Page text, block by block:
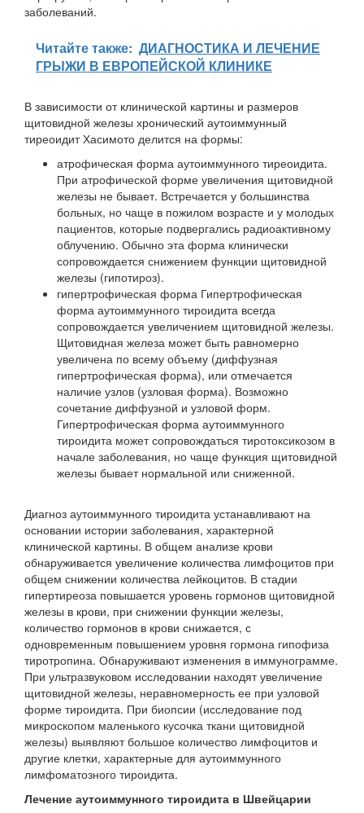
заболеваний.
Читайте также: ДИАГНОСТИКА И ЛЕЧЕНИЕ
ГРЫЖИ В ЕВРОПЕЙСКОЙ КЛИНИКЕ
В зависимости от клинической картины и размеров
щитовидной железы хронический аутоиммунный
тиреоидит Хасимото делится на формы:
атрофическая форма аутоиммунного тиреоидита.
При атрофической форме увеличения щитовидной
железы не бывает. Встречается у большинства
больных, но чаще в пожилом возрасте и у молодых
пациентов, которые подвергались радиоактивному
облучению. Обычно эта форма клинически
сопровождается снижением функции щитовидной
железы (гипотироз).
гипертрофическая форма Гипертрофическая
форма аутоиммунного тироидита всегда
сопровождается увеличением щитовидной железы.
Щитовидная железа может быть равномерно
увеличена по всему объему (диффузная
гипертрофическая форма), или отмечается
наличие узлов (узловая форма). Возможно
сочетание диффузной и узловой форм.
Гипертрофическая форма аутоиммунного
тироидита может сопровождаться тиротоксикозом в
начале заболевания, но чаще функция щитовидной
железы бывает нормальной или сниженной.
Диагноз аутоиммунного тироидита устанавливают на
основании истории заболевания, характерной
клинической картины. В общем анализе крови
обнаруживается увеличение количества лимфоцитов при
общем снижении количества лейкоцитов. В стадии
гипертиреоза повышается уровень гормонов щитовидной
железы в крови, при снижении функции железы,
количество гормонов в крови снижается, с
одновременным повышением уровня гормона гипофиза
тиротропина. Обнаруживают изменения в иммунограмме.
При ультразвуковом исследовании находят увеличение
щитовидной железы, неравномерность ее при узловой
форме тироидита. При биопсии (исследование под
микроскопом маленького кусочка ткани щитовидной
железы) выявляют большое количество лимфоцитов и
другие клетки, характерные для аутоиммунного
лимфоматозного тироидита.
Лечение аутоиммунного тироидита в Швейцарии